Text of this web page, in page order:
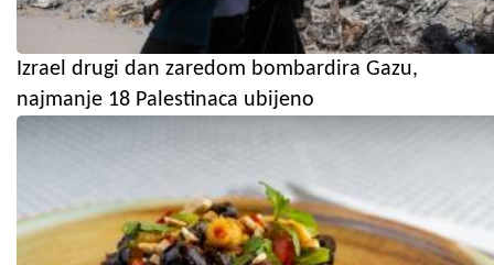
Izrael drugi dan zaredom bombardira Gazu,
najmanje 18 Palestinaca ubijeno